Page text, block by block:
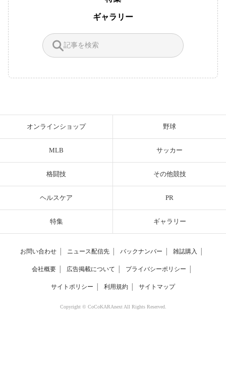
ギャラリー
オンラインショップ 野球
MLB サッカー
格闘技 その他競技
ヘルスケア PR
特集 ギャラリー
お問い合わせ ニュース配信先 バックナンバー 雑誌購入
会社概要 広告掲載について プライバシーポリシー
サイトポリシー 利用規約 サイトマップ
Copyright © CoCoKARAnext All Rights Reserved.